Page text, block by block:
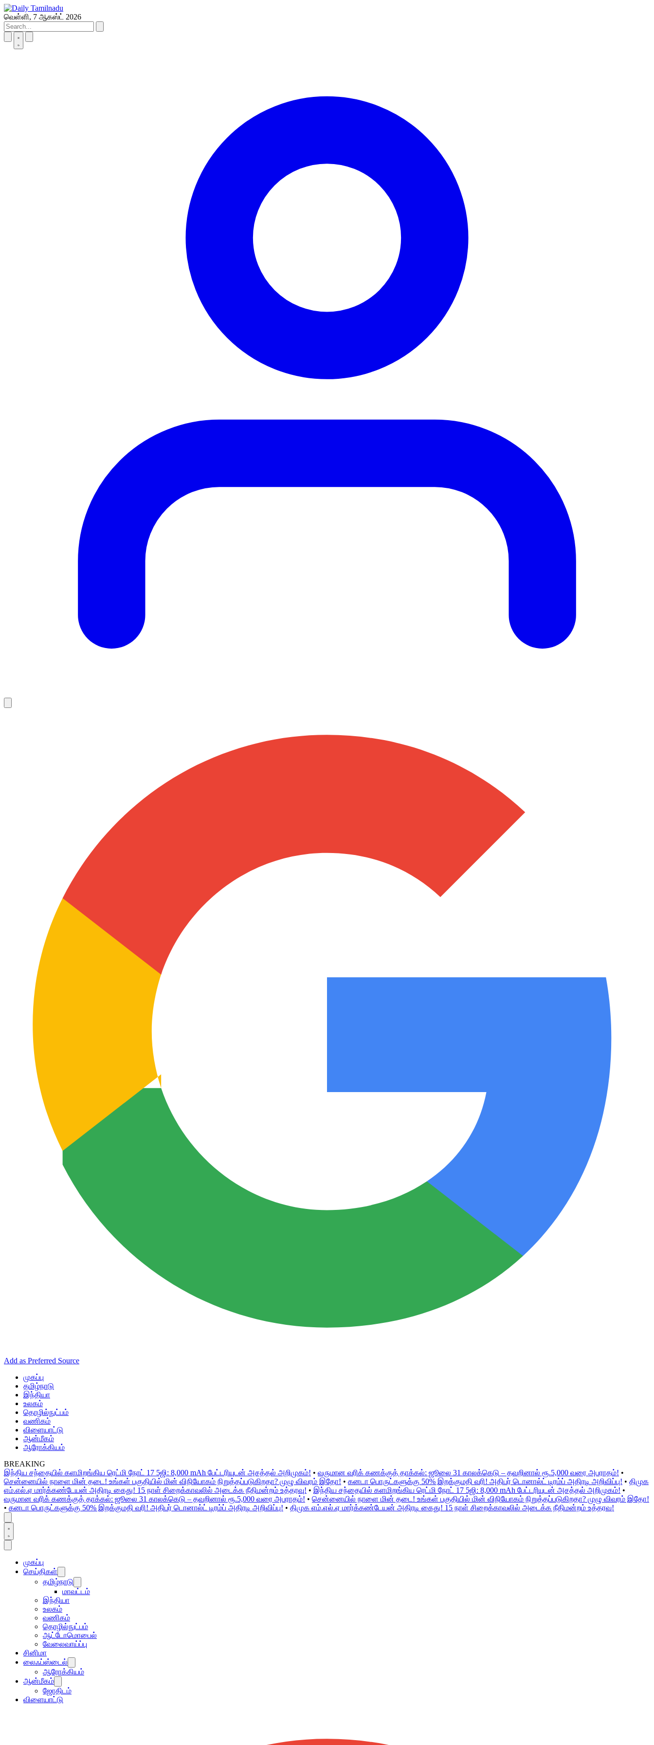
Skip
to
content
வெள்ளி, 7 ஆகஸ்ட் 2026
Add as Preferred Source
முகப்பு
தமிழ்நாடு
இந்தியா
உலகம்
தொழில்நுட்பம்
வணிகம்
விளையாட்டு
ஆன்மீகம்
ஆரோக்கியம்
BREAKING
இந்திய சந்தையில் களமிறங்கிய ரெட்மி நோட் 17 5ஜி: 8,000 mAh பேட்டரியுடன் அசத்தல் அறிமுகம்! • வருமான வரிக் கணக்குத் தாக்கல்: ஜூலை 31 காலக்கெடு – தவறினால் ரூ.5,000 வரை அபராதம்! •
சென்னையில் நாளை மின் தடை! உங்கள் பகுதியில் மின் விநியோகம் நிறுத்தப்படுகிறதா? முழு விவரம் இதோ! • கனடா பொருட்களுக்கு 50% இறக்குமதி வரி! அதிபர் டொனால்ட் டிரம்ப் அதிரடி அறிவிப்பு! • திமுக
எம்.எல்.ஏ மார்க்கண்டேயன் அதிரடி கைது! 15 நாள் சிறைக்காவலில் அடைக்க நீதிமன்றம் உத்தரவு! • இந்திய சந்தையில் களமிறங்கிய ரெட்மி நோட் 17 5ஜி: 8,000 mAh பேட்டரியுடன் அசத்தல் அறிமுகம்! •
வருமான வரிக் கணக்குத் தாக்கல்: ஜூலை 31 காலக்கெடு – தவறினால் ரூ.5,000 வரை அபராதம்! • சென்னையில் நாளை மின் தடை! உங்கள் பகுதியில் மின் விநியோகம் நிறுத்தப்படுகிறதா? முழு விவரம் இதோ!
• கனடா பொருட்களுக்கு 50% இறக்குமதி வரி! அதிபர் டொனால்ட் டிரம்ப் அதிரடி அறிவிப்பு! • திமுக எம்.எல்.ஏ மார்க்கண்டேயன் அதிரடி கைது! 15 நாள் சிறைக்காவலில் அடைக்க நீதிமன்றம் உத்தரவு!
முகப்பு
செய்திகள்
தமிழ்நாடு
மாவட்டம்
இந்தியா
உலகம்
வணிகம்
தொழில்நுட்பம்
ஆட்டோமொபைல்
வேலைவாய்ப்பு
சினிமா
லைஃப்ஸ்டைல்
ஆரோக்கியம்
ஆன்மீகம்
ஜோதிடம்
விளையாட்டு